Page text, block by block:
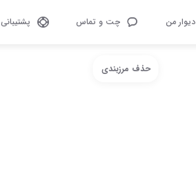
دیوار من چت و تماس پشتیبانی
حذف مرزبندی